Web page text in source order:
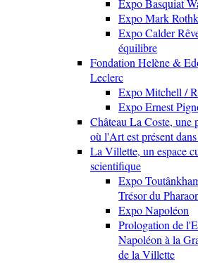
Expo Basquiat
Expo Mark
Expo Calder
équilibre
Fondation Helène &
Leclerc
Expo Mitchell /
Expo Ernest
Château La Coste, une
où l'Art est présent
La Villette, un espace
scientifique
Expo
Trésor du
Expo Napoléon
Prologation de
Napoléon à la
de la Villette